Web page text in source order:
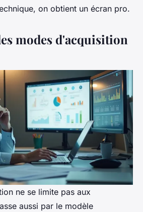
on obtient un écran pro.
modes d'acquisition
ne se limite pas aux
aussi par le modèle